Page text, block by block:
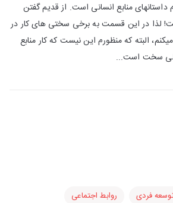
منابع انسانی است. از قدیم گفتن
لذا در این قسمت به برخی سختی های کار در
البته که منظورم این نیست که کار منابع
سخت است...
فردی روابط اجتماعی